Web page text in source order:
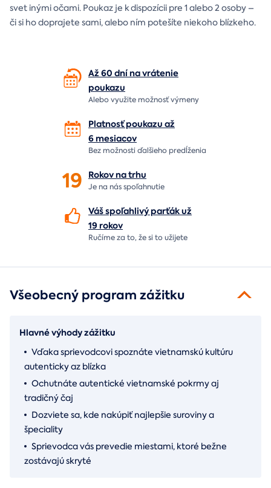
svet inými očami. Poukaz je k dispozícii pre 1 alebo 2 osoby –
či si ho doprajete sami, alebo ním potešíte niekoho blízkeho.
Až 60 dní na vrátenie
poukazu
Alebo využite možnosť výmeny
Platnosť poukazu až
6 mesiacov
Bez možnosti ďalšieho predĺženia
19 Rokov natrhu
Je na násspoľahnutie
Váš spoľahlivý parťák už
19 rokov
Ručíme za to,že si to užijete
Všeobecný program zážitku
Hlavné výhody zážitku
Vďaka sprievodcovi spoznáte vietnamskú kultúru
autenticky az blízka
Ochutnáte autentické vietnamské pokrmy aj
tradičný čaj
Dozviete sa, kde nakúpiť najlepšie suroviny a
špeciality
Sprievodca vás prevedie miestami, ktoré bežne
zostávajú skryté